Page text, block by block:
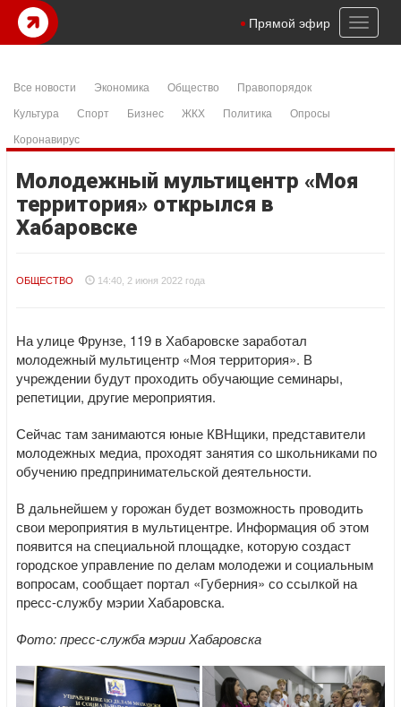
Toggle
Прямой эфир
Все новости Экономика Общество
Правопорядок
Культура
Спорт Бизнес ЖКХ Политика
Опросы
Коронавирус
Молодежный мультицентр «Моя
территория» открылся в
Хабаровске
ОБЩЕСТВО 14:40, 2 июня 2022 года
На улице Фрунзе, 119 в Хабаровске заработал
молодежный мультицентр «Моя территория». В
учреждении будут проходить обучающие семинары,
репетиции, другие мероприятия.
Сейчас там занимаются юные КВНщики, представители
молодежных медиа, проходят занятия со школьниками по
обучению предпринимательской деятельности.
В дальнейшем у горожан будет возможность проводить
свои мероприятия в мультицентре. Информация об этом
появится на специальной площадке, которую создаст
городское управление по делам молодежи и социальным
вопросам, сообщает портал «Губерния» со ссылкой на
пресс-службу мэрии Хабаровска.
Фото: пресс-служба мэрии Хабаровска